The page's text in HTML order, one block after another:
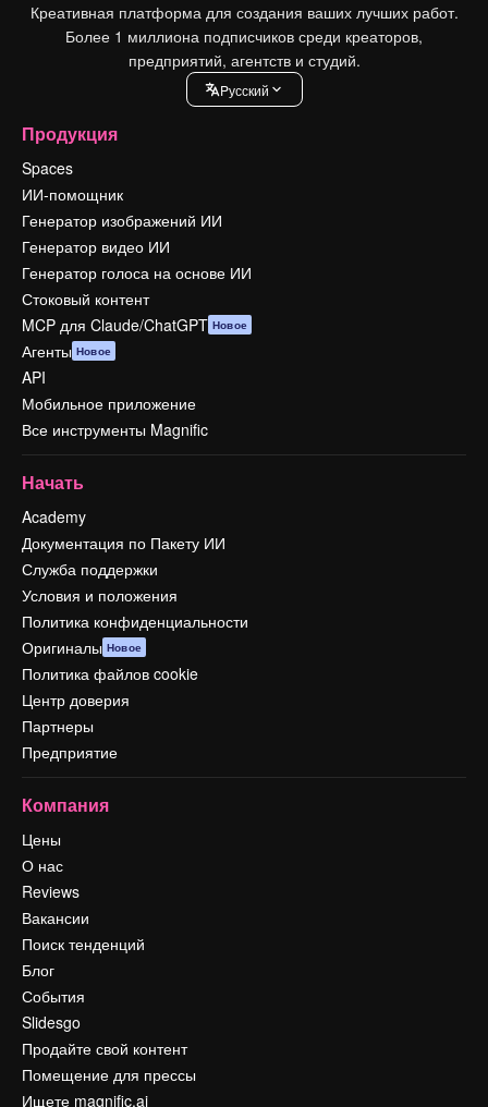
Креативная платформа для создания ваших лучших работ.
Более 1 миллиона подписчиков среди креаторов,
предприятий, агентств и студий.
Pусский
Продукция
Spaces
ИИ-помощник
Генератор изображений ИИ
Генератор видео ИИ
Генератор голоса на основе ИИ
Стоковый контент
MCP для Claude/ChatGPT Новое
Агенты Новое
API
Мобильное приложение
Все инструменты Magnific
Начать
Academy
Документация по Пакету ИИ
Служба поддержки
Условия и положения
Политика конфиденциальности
Оригиналы Новое
Политика файлов cookie
Центр доверия
Партнеры
Предприятие
Компания
Цены
О нас
Reviews
Вакансии
Поиск тенденций
Блог
События
Slidesgo
Продайте свой контент
Помещение для прессы
Ищете magnific.ai